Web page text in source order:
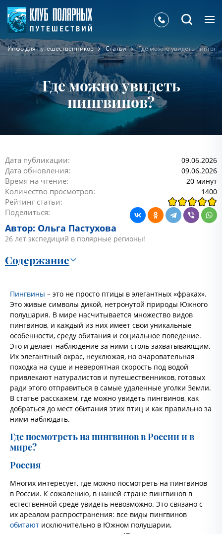
Инфо для путешественников Статьи Где можно увидеть
Где можно увидеть
пингвинов?
Автор: Ольга Пастухова
26 лет экспедиций в полярные регионы!
Содержание
Дата публикации: 09.06.2026
Дата обновления: 09.06.2026
Время на чтение: 20 минут
Количество просмотров: 1400
Рейтинг статьи:
Поделиться:
Пингвины – это не просто птицы в элегантных «фраках».
Это живые символы дикой, нетронутой природы Южного
полушария. В мире насчитывается множество видов
пингвинов, и каждый из них имеет свои уникальные
особенности, среду обитания и социальное поведение.
Это и делает наблюдение за ними столь захватывающим.
Их элегантный окрас, неуклюжая, но очаровательная
походка на суше и невероятная скорость под водой
привлекают натуралистов и путешественников, готовых
ради этого отправиться в самые удаленные уголки Земли.
В статье расскажем, где можно увидеть пингвинов, как
добраться до мест обитания этих птиц и как правильно за
ними наблюдать.
Где посмотреть на пингвинов в России и в
мире?
Россия
Многих интересует, где можно посмотреть на пингвинов
в России. К сожалению, в нашей стране пингвинов в
естественной среде увидеть невозможно. Это связано с
их ареалом распространения: все виды пингвинов
обитают исключительно в Южном полушарии,